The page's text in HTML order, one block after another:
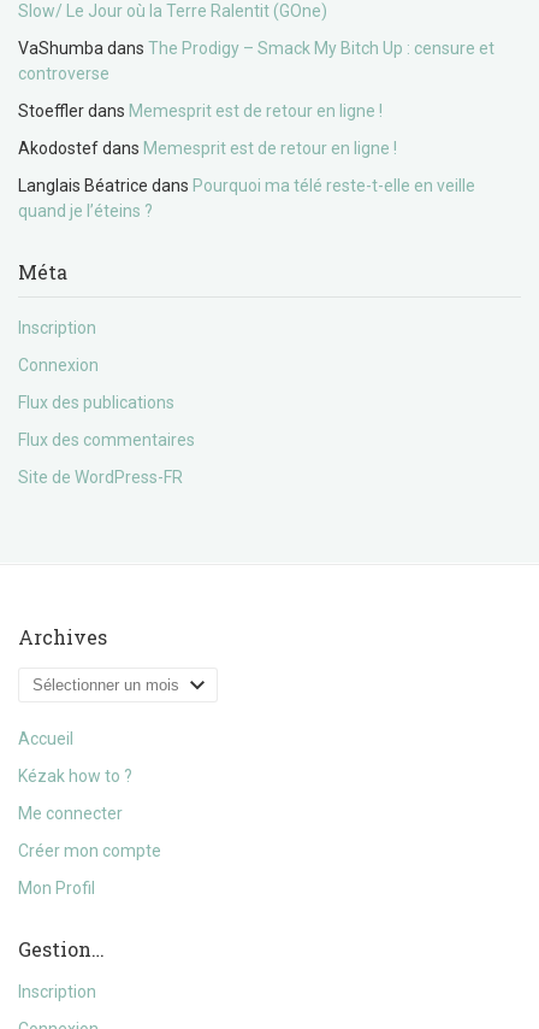
Slow/ Le Jour où la Terre Ralentit (GOne)
VaShumba dans The Prodigy – Smack My Bitch Up : censure et
controverse
Stoefflerdans Memesprit est de retour en ligne !
Akodostefdans Memesprit est de retour en ligne !
Langlais Béatrice dans Pourquoi ma télé reste-t-elle en veille
quand je l’éteins ?
Méta
Inscription
Connexion
Flux des publications
Flux des commentaires
Site de WordPress-FR
Archives
Archives
Accueil
Kézak how to ?
Me connecter
Créer mon compte
Mon Profil
Gestion…
Inscription